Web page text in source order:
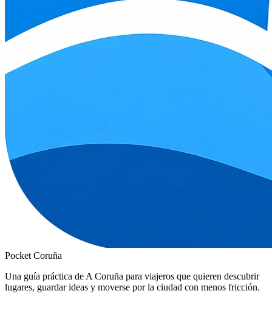
Pocket Coruña
Una guía práctica de A Coruña para viajeros que quieren descubrir
lugares, guardar ideas y moverse por la ciudad con menos fricción.